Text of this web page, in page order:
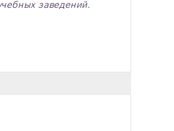
заведений.